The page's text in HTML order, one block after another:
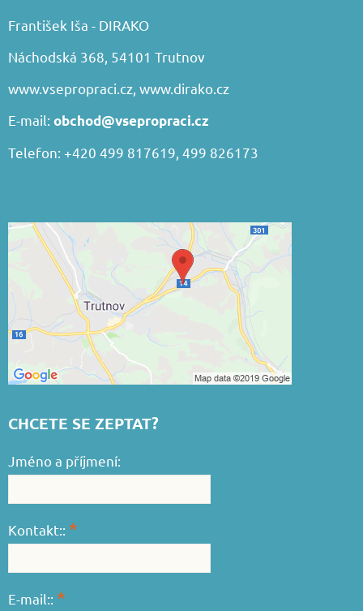
František Iša - DIRAKO
Náchodská 368, 54101 Trutnov
www.vsepropraci.cz www.dirako.cz
E-mail: obchod@vsepropraci.cz
Telefon: +420 499 817619, 499 826173
CHCETE SE ZEPTAT?
Jméno a příjmení:
Kontakt:: *
E-mail:: *